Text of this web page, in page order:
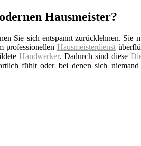
Hausmeister?
Sie sich entspannt zurücklehnen. Sie
professionellen Hausmeisterdienst
Handwerker. Dadurch sind diese
fühlt oder bei denen sich niemand